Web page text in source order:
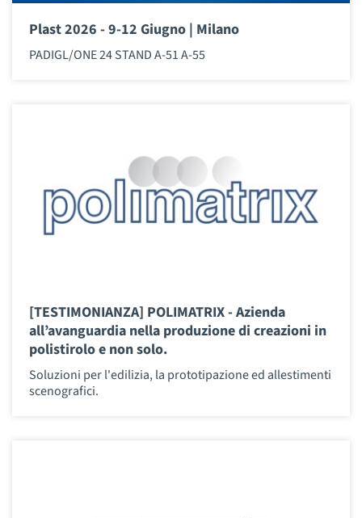
Plast 2026 - 9-12 Giugno | Milano
PADIGL/ONE 24 STAND A-51 A-55
[TESTIMONIANZA] POLIMATRIX - Azienda
all’avanguardia nella produzione di creazioni in
polistirolo e non solo.
Soluzioni per l'edilizia, la prototipazione ed allestimenti
scenografici.